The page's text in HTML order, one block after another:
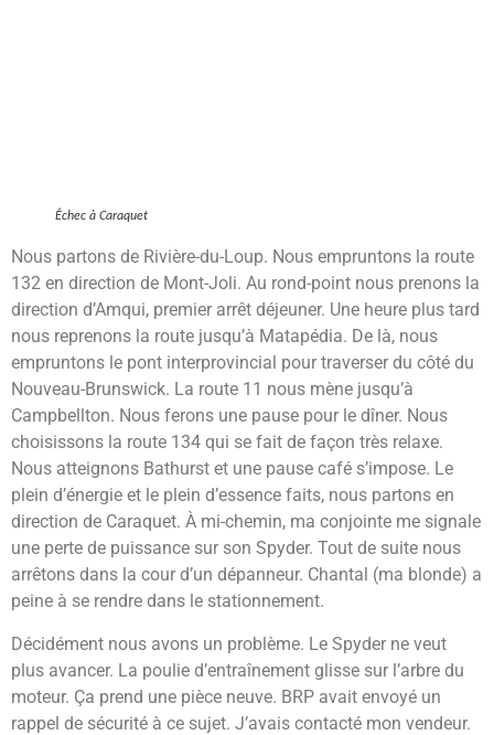
Échec à Caraquet
Nous partons de Rivière-du-Loup. Nous empruntons la route
132 en direction de Mont-Joli. Au rond-point nous prenons la
direction d’Amqui, premier arrêt déjeuner. Une heure plus tard
nous reprenons la route jusqu’à Matapédia. De là, nous
empruntons le pont interprovincial pour traverser du côté du
Nouveau-Brunswick. La route 11 nous mène jusqu’à
Campbellton. Nous ferons une pause pour le dîner. Nous
choisissons la route 134 qui se fait de façon très relaxe.
Nous atteignons Bathurst et une pause café s’impose. Le
plein d’énergie et le plein d’essence faits, nous partons en
direction de Caraquet. À mi-chemin, ma conjointe me signale
une perte de puissance sur son Spyder. Tout de suite nous
arrêtons dans la cour d’un dépanneur. Chantal (ma blonde) a
peine à se rendre dans le stationnement.
Décidément nous avons un problème. Le Spyder ne veut
plus avancer. La poulie d’entraînement glisse sur l’arbre du
moteur. Ça prend une pièce neuve. BRP avait envoyé un
rappel de sécurité à ce sujet. J’avais contacté mon vendeur.